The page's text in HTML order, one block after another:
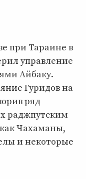
при Тараине в
управление
Айбаку.
Гуридов на
ряд
раджпутским
Чахаманы,
и некоторые